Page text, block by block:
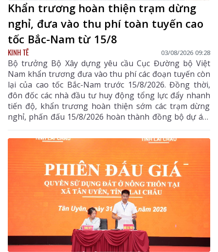
Khẩn trương hoàn thiện trạm dừng
nghỉ, đưa vào thu phí toàn tuyến cao
tốc Bắc-Nam từ 15/8
KINH TẾ 03/08/2026 09:28
Bộ trưởng Bộ Xây dựng yêu cầu Cục Đường bộ Việt
Nam khẩn trương đưa vào thu phí các đoạn tuyến còn
lại của cao tốc Bắc-Nam trước 15/8/2026. Đồng thời,
đôn đốc các nhà đầu tư huy động tổng lực đẩy nhanh
tiến độ, khẩn trương hoàn thiện sớm các trạm dừng
nghỉ, phấn đấu 15/8/2026 hoàn thành đồng bộ dự án,
triển khai thu phí các tuyến cao tốc